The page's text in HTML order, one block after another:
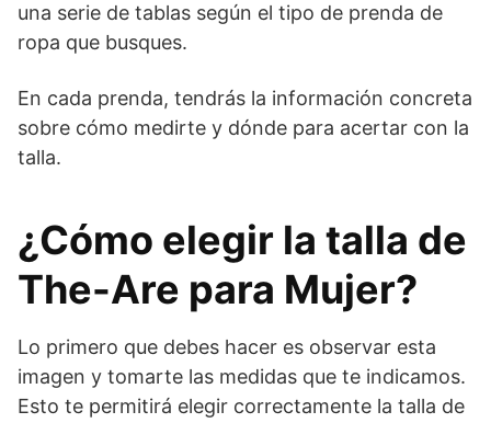
una serie de tablas según el tipo de prenda de
ropa que busques.
En cada prenda, tendrás la información concreta
sobre cómo medirte y dónde para acertar con la
talla.
¿Cómo elegir la talla de
The-Are para Mujer?
Lo primero que debes hacer es observar esta
imagen y tomarte las medidas que te indicamos.
Esto te permitirá elegir correctamente la talla de